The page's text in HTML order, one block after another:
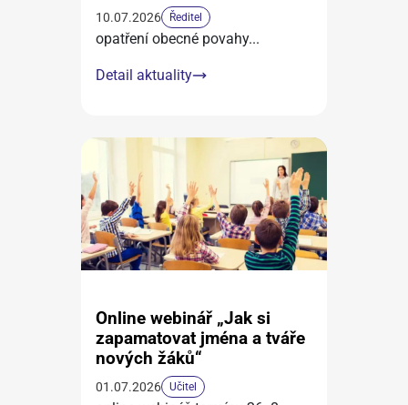
10.07.2026 Ředitel
opatření obecné povahy...
Detail aktuality
Online webinář „Jak si
zapamatovat jména a tváře
nových žáků“
01.07.2026 Učitel